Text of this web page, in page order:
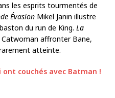
les esprits tourmentés de
Évasion Mikel Janin illustre
du run de King. La
affronter Bane,
atteinte.
ont couchés avec Batman !